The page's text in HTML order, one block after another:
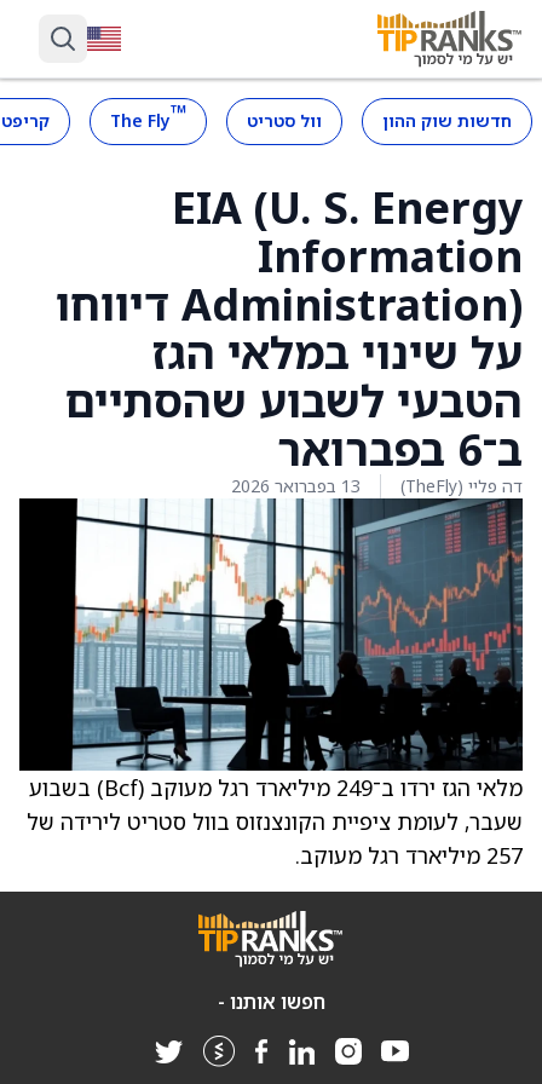
חדשות שוק ההון וול סטריט ™
The Fly
EIA (U. S. Energy
Information
Administration) דיווחו
על שינוי במלאי הגז
הטבעי לשבוע שהסתיים
ב־6 בפברואר
דה פליי (TheFly) 13 בפברואר 2026
מלאי הגז ירדו ב־249 מיליארד רגל מעוקב (Bcf) בשבוע
שעבר, לעומת ציפיית הקונצנזוס בוול סטריט לירידה של
257 מיליארד רגל מעוקב.
חפשו אותנו -